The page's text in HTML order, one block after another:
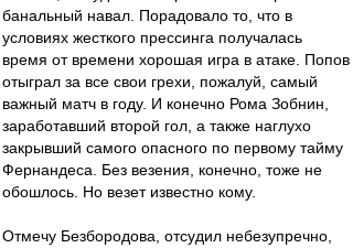
банальный навал. Порадовало то, что в
условиях жесткого прессинга получалась
время от времени хорошая игра в атаке. Попов
отыграл за все свои грехи, пожалуй, самый
важный матч в году. И конечно Рома Зобнин,
заработавший второй гол, а также наглухо
закрывший самого опасного по первому тайму
Фернандеса. Без везения, конечно, тоже не
обошлось. Но везет известно кому.
Отмечу Безбородова, отсудил небезупречно,